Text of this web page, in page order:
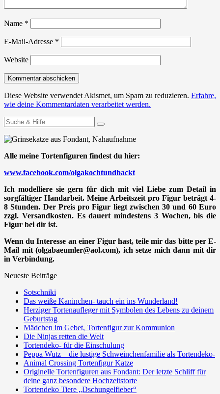
Name *
E-Mail-Adresse *
Website
Diese Website verwendet Akismet, um Spam zu reduzieren. Erfahre,
wie deine Kommentardaten verarbeitet werden.
Suchen
nach:
Alle meine Tortenfiguren findest du hier:
www.facebook.com/olgakochtundbackt
Ich modelliere sie gern für dich mit viel Liebe zum Detail in
sorgfältiger Handarbeit. Meine Arbeitszeit pro Figur beträgt 4-
8 Stunden. Der Preis pro Figur liegt zwischen 30 und 60 Euro
zzgl. Versandkosten. Es dauert mindestens 3 Wochen, bis die
Figur bei dir ist.
Wenn du Interesse an einer Figur hast, teile mir das bitte per E-
Mail mit (olgabaeumler@aol.com), ich setze mich dann mit dir
in Verbindung.
Neueste Beiträge
Sotschniki
Das weiße Kaninchen- tauch ein ins Wunderland!
Herziger Tortenaufleger mit Symbolen des Lebens zu deinem
Geburtstag
Mädchen im Gebet, Tortenfigur zur Kommunion
Die Ninjas retten die Welt
Tortendeko- für die Einschulung
Peppa Wutz – die lustige Schweinchenfamilie als Tortendeko-
Animal Crossing Tortenfigur Katze
Originelle Tortenfiguren aus Fondant: Der letzte Schliff für
deine ganz besondere Hochzeitstorte
Tortendeko Tiere „Dschungelfieber“